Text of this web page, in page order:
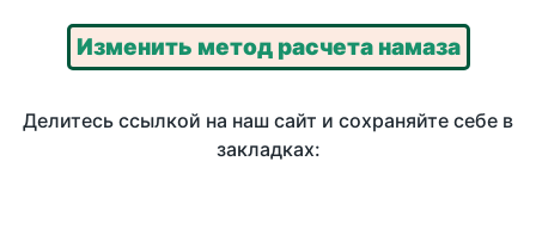
Изменить метод расчета намаза
Делитесь ссылкой на наш сайт и сохраняйте себе в
закладках: